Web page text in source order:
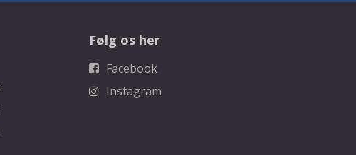
Følg os her
Facebook
Instagram